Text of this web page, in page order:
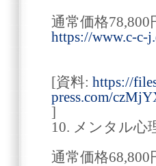
通常価格
https://www.c-c-
[資料: https://
press.com/
]
10. メンタル心
通常価格